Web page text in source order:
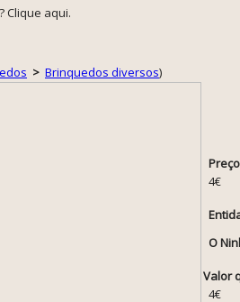
Clique aqui.
> Brinquedos diversos)
4€
O
Valor
4€